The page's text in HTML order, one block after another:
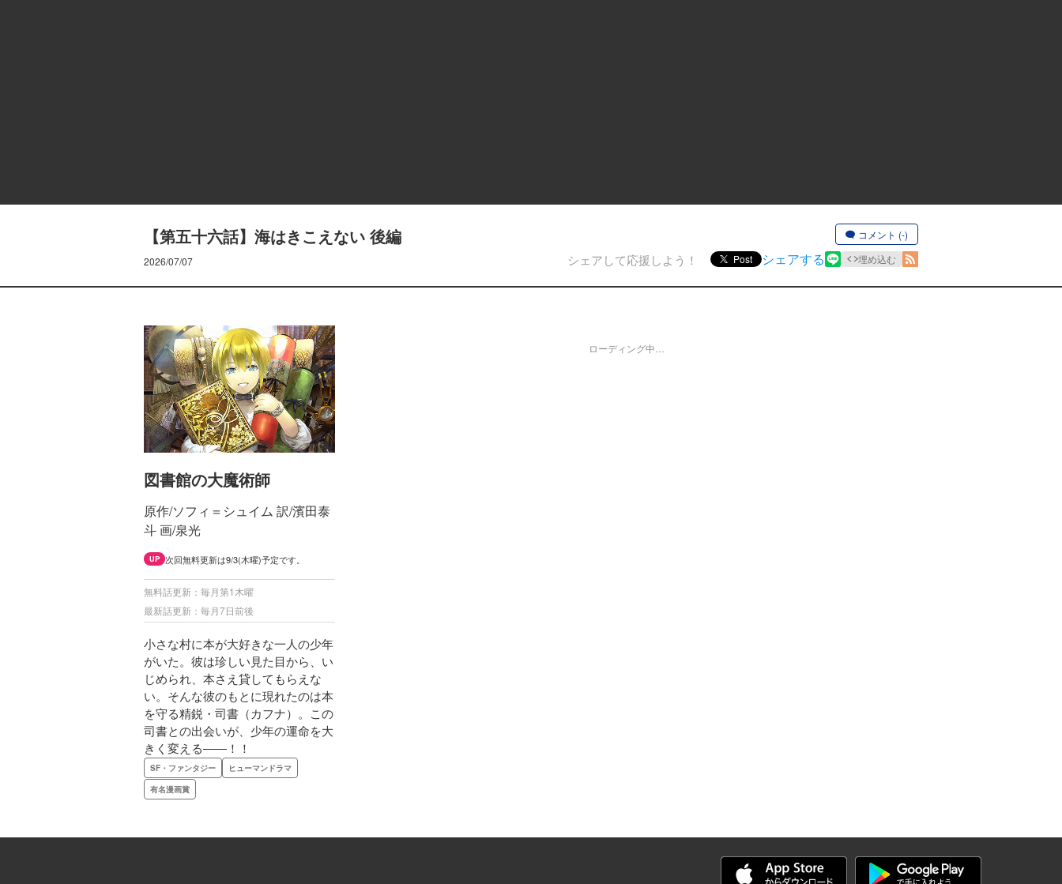
【第五十六話】海はきこえない 後編
2026/07/07
コメント (-)
シェアして応援しよう！ Post シェアする 埋め込む
図書館の大魔術師
原作/ソフィ＝シュイム 訳/濱田泰
斗 画/泉光
UP 次回無料更新は9/3(木曜)予定です。
無料話更新：毎月第1木曜
最新話更新：毎月7日前後
小さな村に本が大好きな一人の少年
がいた。彼は珍しい見た目から、い
じめられ、本さえ貸してもらえな
い。そんな彼のもとに現れたのは本
を守る精鋭・司書（カフナ）。この
司書との出会いが、少年の運命を大
きく変える――！！
SF・ファンタジー
ヒューマンドラマ
有名漫画賞
ローディング中…